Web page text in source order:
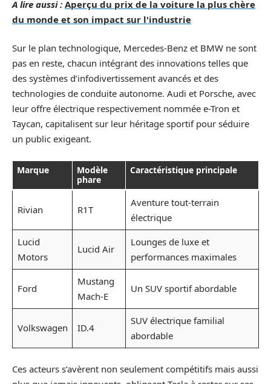
A lire aussi : Aperçu du prix de la voiture la plus chère
du monde et son impact sur l'industrie
Sur le plan technologique, Mercedes-Benz et BMW ne sont
pas en reste, chacun intégrant des innovations telles que
des systèmes d’infodivertissement avancés et des
technologies de conduite autonome. Audi et Porsche, avec
leur offre électrique respectivement nommée e-Tron et
Taycan, capitalisent sur leur héritage sportif pour séduire
un public exigeant.
Marque
Modèle
phare
Caractéristique principale
Rivian R1T
Aventure tout-terrain
électrique
Lucid
Motors
Lucid Air
Lounges de luxe et
performances maximales
Ford
Mustang
Mach-E
Un SUV sportif abordable
Volkswagen ID.4
SUV électrique familial
abordable
Ces acteurs s’avèrent non seulement compétitifs mais aussi